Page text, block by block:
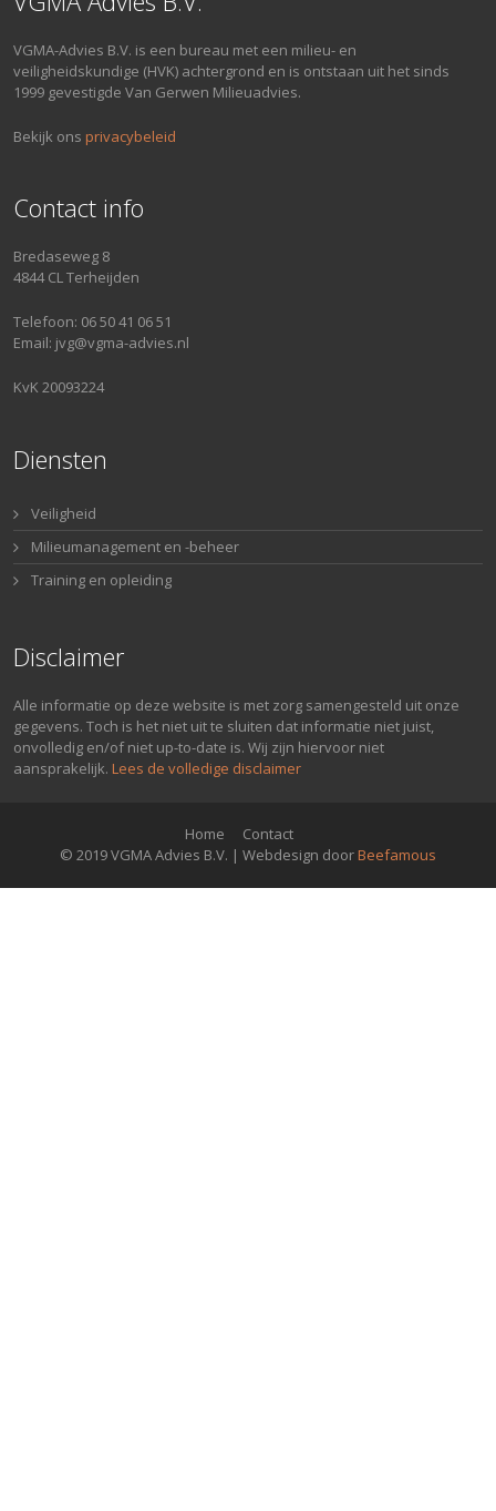
VGMA-Advies B.V. is een bureau met een milieu- en
veiligheidskundige (HVK) achtergrond en is ontstaan uit het sinds
1999 gevestigde Van Gerwen Milieuadvies.
Bekijk ons privacybeleid
Contact info
Bredaseweg 8
4844 CL Terheijden
Telefoon: 06 50 41 06 51
Email: jvg@vgma-advies.nl
KvK 20093224
Diensten
Veiligheid
Milieumanagement en -beheer
Training en opleiding
Disclaimer
Alle informatie op deze website is met zorg samengesteld uit onze
gegevens. Toch is het niet uit te sluiten dat informatie niet juist,
onvolledig en/of niet up-to-date is. Wij zijn hiervoor niet
aansprakelijk. Lees de volledige disclaimer
Home
Contact
© 2019 VGMA Advies B.V. | Webdesign doorBeefamous